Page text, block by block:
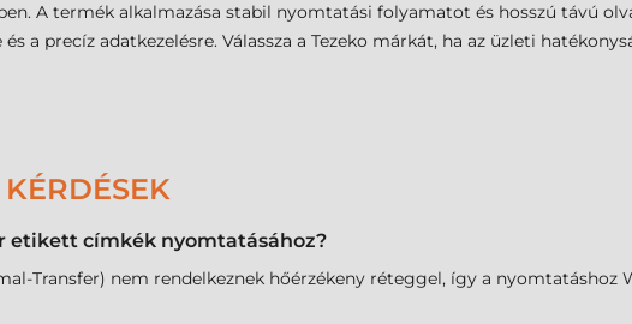
A termék alkalmazása stabil nyomtatási folyamatot és hosszú távú
a precíz adatkezelésre. Válassza a Tezeko márkát, ha az üzleti
etikett címkék nyomtatásához?
Transfer) nem rendelkeznek hőérzékeny réteggel, így a nyomtatáshoz